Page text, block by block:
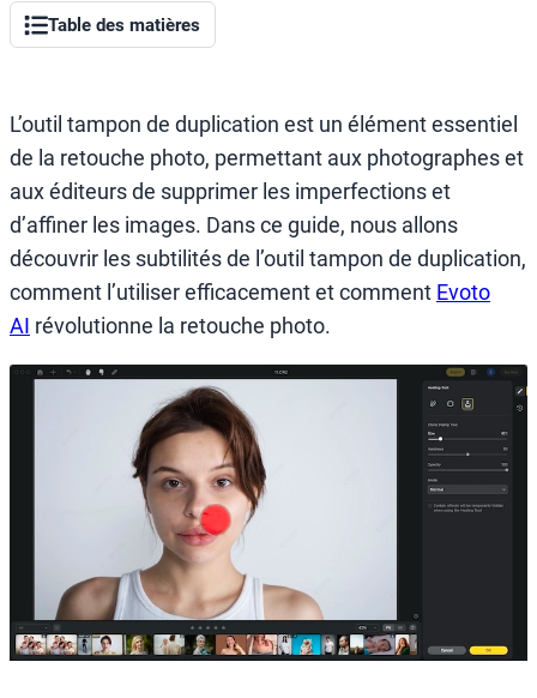
Table des matières
L’outil tampon de duplication est un élément essentiel
de la retouche photo, permettant aux photographes et
aux éditeurs de supprimer les imperfections et
d’affiner les images. Dans ce guide, nous allons
découvrir les subtilités de l’outil tampon de duplication,
comment l’utiliser efficacement et comment Evoto
AI révolutionne la retouche photo.